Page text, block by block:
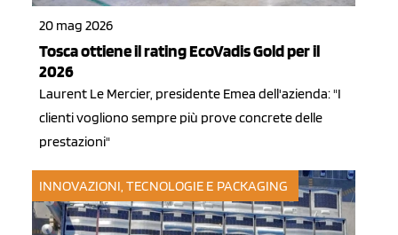
20 mag 2026
Tosca ottiene il rating EcoVadis Gold per il
2026
Laurent Le Mercier, presidente Emea dell'azienda: "I
clienti vogliono sempre più prove concrete delle
prestazioni"
INNOVAZIONI, TECNOLOGIE E PACKAGING